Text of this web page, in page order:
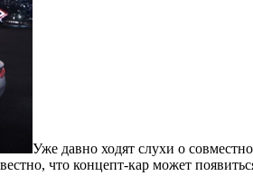
Уже давно ходят слухи о
что концепт-кар может